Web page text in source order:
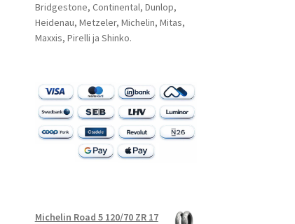
Bridgestone, Continental, Dunlop,
Heidenau, Metzeler, Michelin, Mitas,
Maxxis, Pirelli ja Shinko.
Michelin Road 5 120/70 ZR 17